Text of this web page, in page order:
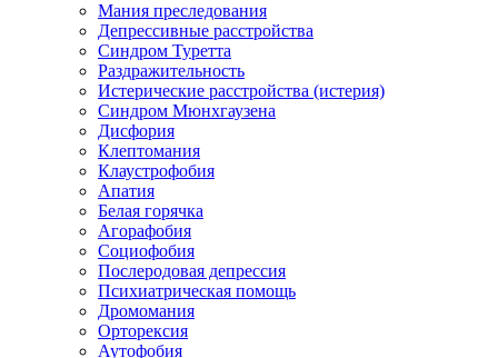
Мания преследования
Депрессивные расстройства
Синдром Туретта
Раздражительность
Истерические расстройства (истерия)
Синдром Мюнхгаузена
Дисфория
Клептомания
Клаустрофобия
Апатия
Белая горячка
Агорафобия
Социофобия
Послеродовая депрессия
Психиатрическая помощь
Дромомания
Орторексия
Аутофобия